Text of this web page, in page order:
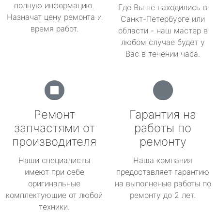
полную информацию.
Назначат цену ремонта и
время работ.
Где Вы не находились в
Санкт-Петербурге или
области - наш мастер в
любом случае будет у
Вас в течении часа.
Ремонт
запчастями от
производителя
Наши специалисты
имеют при себе
оригинальные
комплектующие от любой
техники.
Гарантия на
работы по
ремонту
Наша компания
предоставляет гарантию
на выполненые работы по
ремонту до 2 лет.